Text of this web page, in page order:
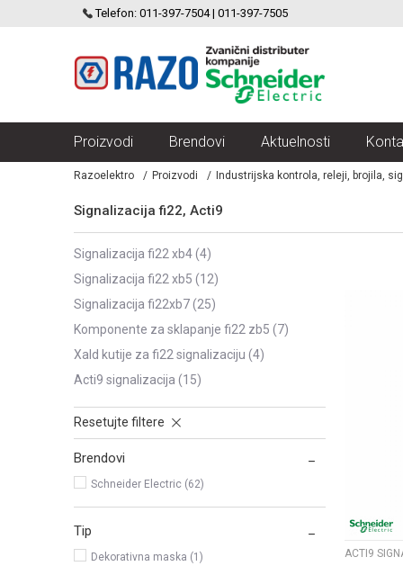
Telefon: 011-397-7504 | 011-397-7505
ELECTRIC VELIKI IZBOR MODULARNIH PREKIDACA I UTICNICA
Proizvodi Brendovi Aktuelnosti
Razoelektro Proizvodi Industrijska kontrola, releji, brojila,
Signalizacija fi22, Acti9
signalizacija fi22 xb4(4)
signalizacija fi22 xb5 (12)
signalizacija fi22xb7(25)
komponente za sklapanje fi22 zb5 (7)
xald kutije za fi22 signalizaciju (4)
acti9 signalizacija (15)
Resetujte filtere
Brendovi
Schneider Electric (62)
Tip
Dekorativna maska (1)